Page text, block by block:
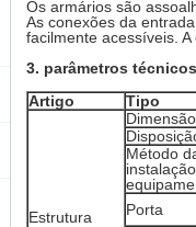
Os armários são
As conexões da
facilmente acessíveis.
3. parâmetros técnicos
Artigo
Tipo
Estrutura
Dimensão
Método
Porta